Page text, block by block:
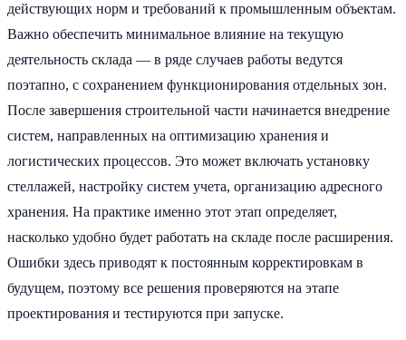
действующих норм и требований к промышленным объектам.
Важно обеспечить минимальное влияние на текущую
деятельность склада — в ряде случаев работы ведутся
поэтапно, с сохранением функционирования отдельных зон.
После завершения строительной части начинается внедрение
систем, направленных на оптимизацию хранения и
логистических процессов. Это может включать установку
стеллажей, настройку систем учета, организацию адресного
хранения. На практике именно этот этап определяет,
насколько удобно будет работать на складе после расширения.
Ошибки здесь приводят к постоянным корректировкам в
будущем, поэтому все решения проверяются на этапе
проектирования и тестируются при запуске.